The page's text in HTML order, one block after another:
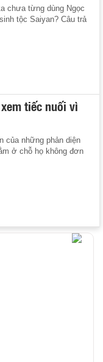
chưa từng dùng Ngọc
tộc Saiyan? Câu trả
tiếc nuối vì
của những phản diện
ở chỗ họ không đơn